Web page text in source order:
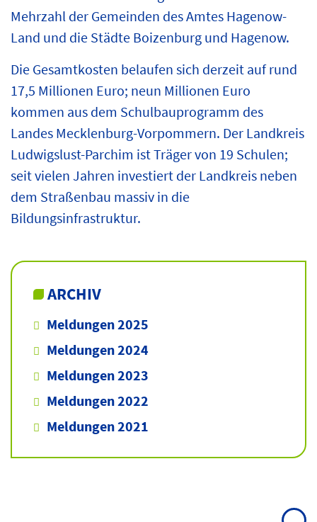
Mehrzahl der Gemeinden des Amtes Hagenow-
Land und die Städte Boizenburg und Hagenow.
Die Gesamtkosten belaufen sich derzeit auf rund
17,5 Millionen Euro; neun Millionen Euro
kommen aus dem Schulbauprogramm des
Landes Mecklenburg-Vorpommern. Der Landkreis
Ludwigslust-Parchim ist Träger von 19 Schulen;
seit vielen Jahren investiert der Landkreis neben
dem Straßenbau massiv in die
Bildungsinfrastruktur.
ARCHIV
Meldungen 2025
Meldungen 2024
Meldungen 2023
Meldungen 2022
Meldungen 2021